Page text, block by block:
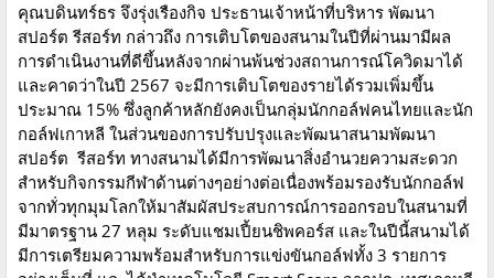
คุณบดินทร์ธร จึงรุ่งเรืองกิจ ประธานเจ้าหน้าที่บริหาร พัฒนา
สปอร์ต รีสอร์ท กล่าวถึง การเติบโตของสนามในปีที่ผ่านมามีผล
การดำเนินงานที่ดีขึ้นหลังจากผ่านพ้นช่วงสถานการณ์โควิดมาได้
และคาดว่าในปี 2567 จะมีการเติบโตของรายได้รวมเพิ่มขึ้น
ประมาณ 15% ซึ่งลูกค้าหลักยังคงเป็นกลุ่มนักกอล์ฟคนไทยและนัก
กอล์ฟเกาหลี ในส่วนของการปรับปรุงและพัฒนาสนามพัฒนา
สปอร์ต รีสอร์ท ทางสนามได้มีการพัฒนาสิ่งอำนวยความสะดวก
สำหรับกิจกรรมกีฬาด้านต่างๆอย่างต่อเนื่องพร้อมรองรับนักกอล์ฟ
จากทั่วทุกมุมโลกให้มาสัมผัสประสบการณ์การออกรอบในสนามที่
มีมาตรฐาน 27 หลุม ระดับแชมเปี้ยนชิพคอร์ส และในปีนี้สนามได้
มีการเตรียมความพร้อมสำหรับการแข่งขันกอล์ฟทั้ง 3 รายการ